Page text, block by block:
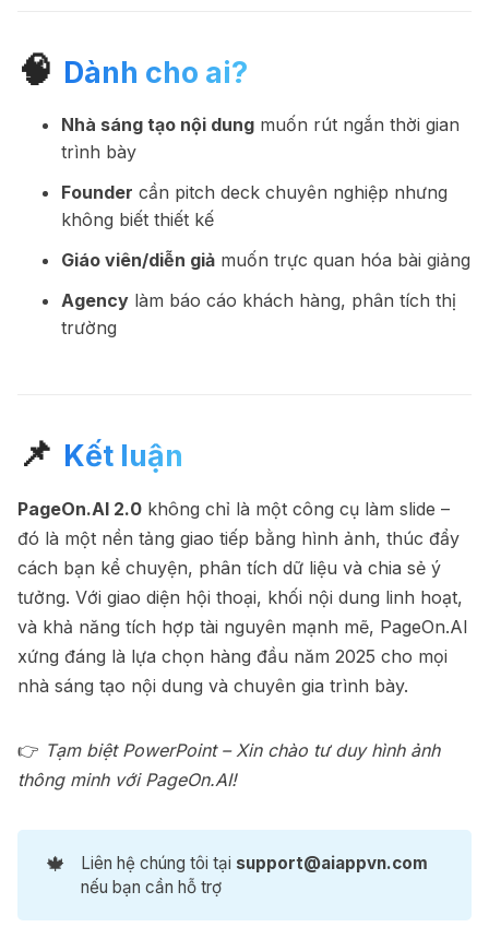
🧠 Dành cho ai?
Nhà sáng tạo nội dung muốn rút ngắn thời gian
trình bày
Founder cần pitch deck chuyên nghiệp nhưng
không biết thiết kế
Giáo viên/diễn giả muốn trực quan hóa bài giảng
Agency làm báo cáo khách hàng, phân tích thị
trường
📌 Kết luận
PageOn.AI 2.0 không chỉ là một công cụ làm slide –
đó là một nền tảng giao tiếp bằng hình ảnh, thúc đẩy
cách bạn kể chuyện, phân tích dữ liệu và chia sẻ ý
tưởng. Với giao diện hội thoại, khối nội dung linh hoạt,
và khả năng tích hợp tài nguyên mạnh mẽ, PageOn.AI
xứng đáng là lựa chọn hàng đầu năm 2025 cho mọi
nhà sáng tạo nội dung và chuyên gia trình bày.
👉 Tạm biệt PowerPoint – Xin chào tư duy hình ảnh
thông minh với PageOn.AI!
🍁 Liên hệ chúng tôi tại support@aiappvn.com
nếu bạn cần hỗ trợ